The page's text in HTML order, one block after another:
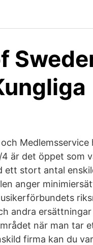
är det öppet som
ett stort antal
anger
andra
när man tar
firma kan du